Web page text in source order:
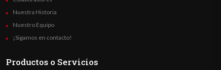
Nuestra Historia
Nuestro Equipo
¡Sigamos en contacto!
Productos o Servicios